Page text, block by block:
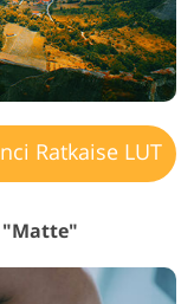
Ratkaise LUT
"Matte"